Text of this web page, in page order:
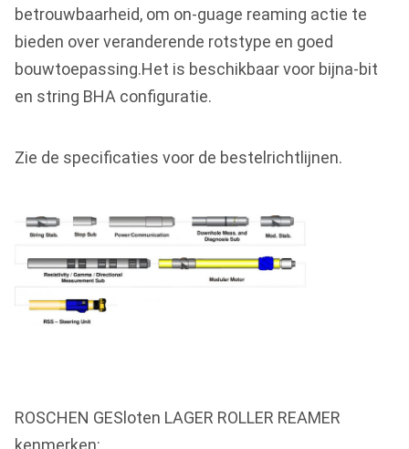
betrouwbaarheid, om on-guage reaming actie te
bieden over veranderende rotstype en goed
bouwtoepassing.Het is beschikbaar voor bijna-bit
en string BHA configuratie.
Zie de specificaties voor de bestelrichtlijnen.
ROSCHEN GESloten LAGER ROLLER REAMER
kenmerken: